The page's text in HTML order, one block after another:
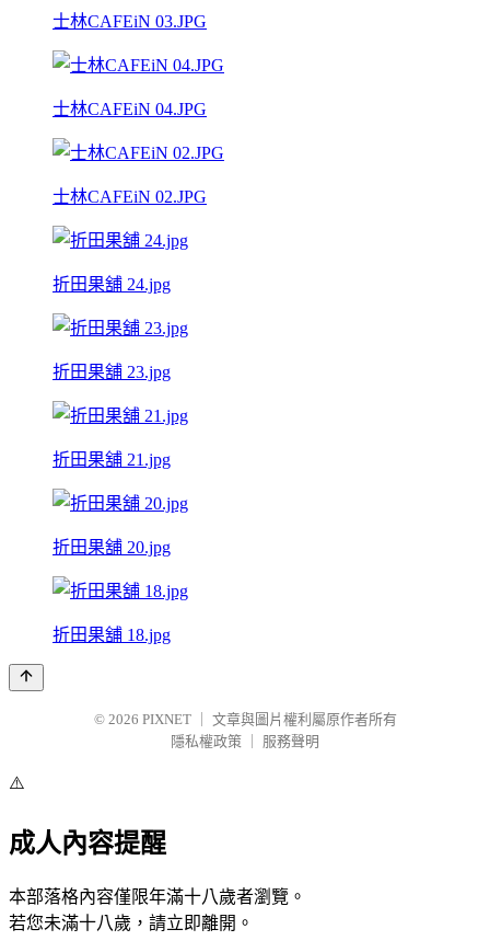
士林CAFEiN 03.JPG
士林CAFEiN 04.JPG
士林CAFEiN 02.JPG
折田果舖 24.jpg
折田果舖 23.jpg
折田果舖 21.jpg
折田果舖 20.jpg
折田果舖 18.jpg
© 2026 PIXNET
文章與圖片權利屬原作者所有
隱私權政策
服務聲明
⚠️
成人內容提醒
本部落格內容僅限年滿十八歲者瀏覽。
若您未滿十八歲，請立即離開。